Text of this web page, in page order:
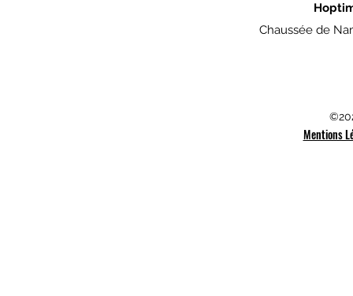
Chaussée de
Mentions